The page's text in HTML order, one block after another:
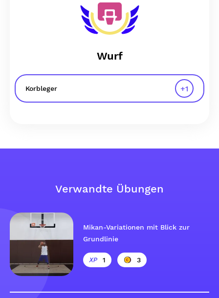
Wurf
Korbleger +1
Verwandte Übungen
Mikan-Variationen mit Blick zur
Grundlinie
1 3